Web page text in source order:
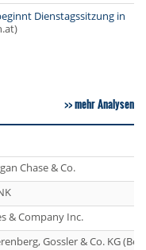
Dienstagssitzung in
mehr Analysen
Chase & Co.
& Company Inc.
Gossler & Co. KG